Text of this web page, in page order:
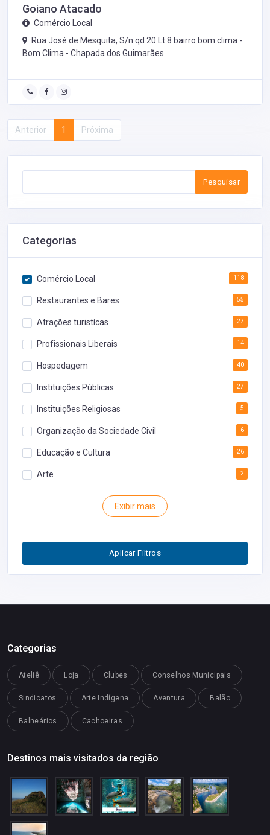
Goiano Atacado
Comércio Local
Rua José de Mesquita, S/n qd 20 Lt 8 bairro bom clima -
Bom Clima - Chapada dos Guimarães
Anterior 1 Próxima
Pesquisar
Categorias
Comércio Local 118
Restaurantes e Bares 55
Atrações turistícas 27
Profissionais Liberais 14
Hospedagem 40
Instituições Públicas 27
Instituições Religiosas 5
Organização da Sociedade Civil 6
Educação e Cultura 26
Arte 2
Exibir mais
Aplicar Filtros
Categorias
Ateliê Loja Clubes Conselhos Municipais
Sindicatos Arte Indígena Aventura Balão
Balneários Cachoeiras
Destinos mais visitados da região